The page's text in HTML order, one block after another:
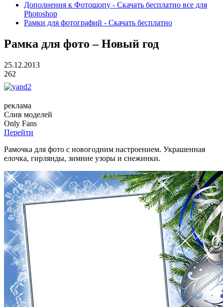
Дополнения к Фотошопу - Скачать бесплатно все для
Photoshop
Рамки для фотографий - Скачать бесплатно
Рамка для фото – Новый год
25.12.2013
262
реклама
Слив моделей
Only Fans
Перейти
Рамочка для фото с новогодним настроением. Украшенная
елочка, гирлянды, зимние узоры и снежинки.